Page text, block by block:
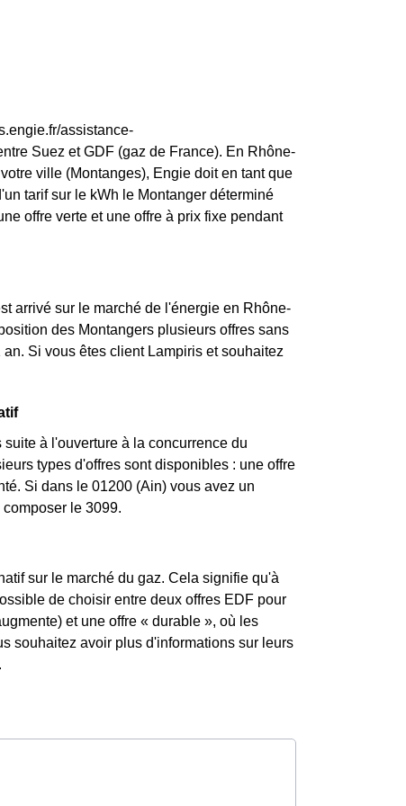
assistance-
Suez et GDF (gaz de France). En Rhône-
ville (Montanges), Engie doit en tant que
tarif sur le kWh le Montanger déterminé
offre verte et une offre à prix fixe pendant
arrivé sur le marché de l'énergie en Rhône-
des Montangers plusieurs offres sans
Si vous êtes client Lampiris et souhaitez
à l'ouverture à la concurrence du
types d'offres sont disponibles : une offre
Si dans le 01200 (Ain) vous avez un
le 3099.
sur le marché du gaz. Cela signifie qu'à
de choisir entre deux offres EDF pour
et une offre « durable », où les
souhaitez avoir plus d'informations sur leurs